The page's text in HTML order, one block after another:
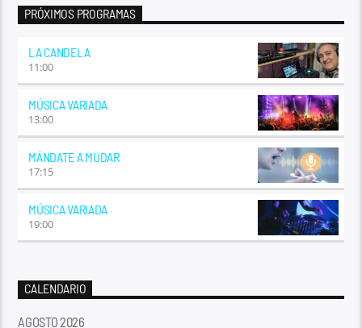
PRÓXIMOS PROGRAMAS
LA CANDELA
11:00
MÚSICA VARIADA
13:00
MÁNDATE A MUDAR
17:15
MÚSICA VARIADA
19:00
CALENDARIO
AGOSTO 2026